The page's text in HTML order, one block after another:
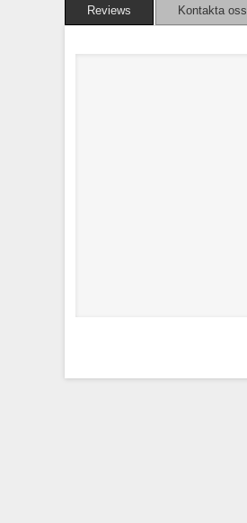
Reviews Kontakta oss